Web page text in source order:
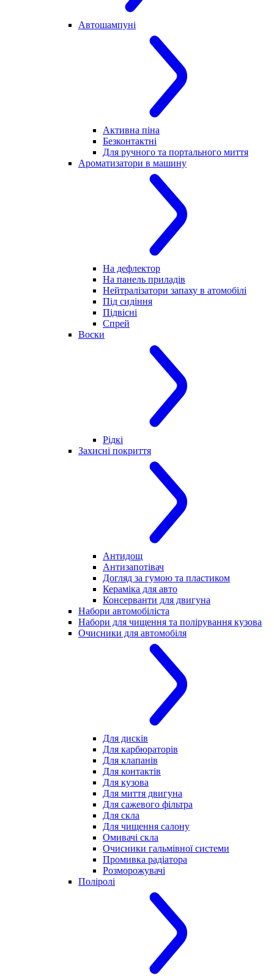
Автошампуні
Активна піна
Безконтактні
Для ручного та портального миття
Ароматизатори в машину
На дефлектор
На панель приладів
Нейтралізатори запаху в атомобілі
Під сидіння
Підвісні
Спрей
Воски
Рідкі
Захисні покриття
Антидощ
Антизапотівач
Догляд за гумою та пластиком
Кераміка для авто
Консерванти для двигуна
Набори автомобіліста
Набори для чищення та полірування кузова
Очисники для автомобіля
Для дисків
Для карбюраторів
Для клапанів
Для контактів
Для кузова
Для миття двигуна
Для сажевого фільтра
Для скла
Для чищення салону
Омивачі скла
Очисники гальмівної системи
Промивка радіатора
Розморожувачі
Поліролі